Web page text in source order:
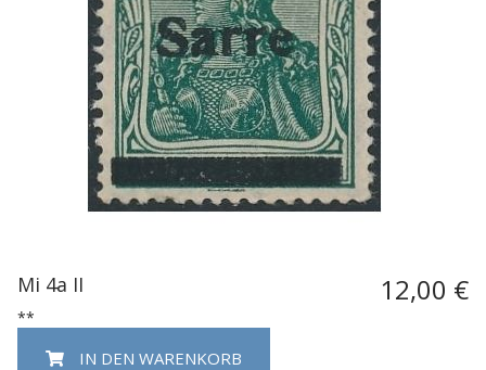
Mi 4a II 12,00 €
**
IN DEN WARENKORB